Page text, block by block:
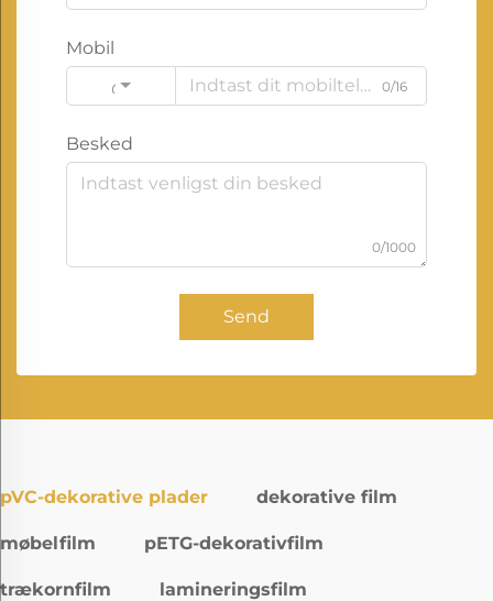
Mobil
Code
0/16
Besked
0/1000
Send
pVC-dekorative plader dekorative film
møbelfilm pETG-dekorativfilm
trækornfilm lamineringsfilm